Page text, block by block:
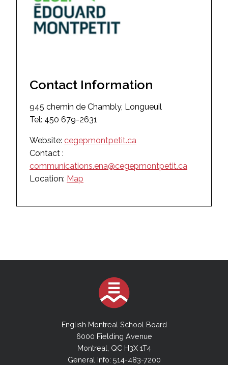
Contact Information
945 chemin de Chambly, Longueuil
Tel: 450 679-2631
Website: cegepmontpetit.ca
Contact :
communications.ena@cegepmontpetit.ca
Location: Map
English Montreal School Board
6000 Fielding Avenue
Montreal, QC H3X 1T4
General Info: 514-483-7200